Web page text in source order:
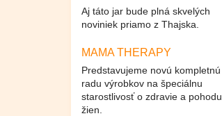
Aj táto jar bude plná skvelých
noviniek priamo z Thajska.
MAMA THERAPY
Predstavujeme novú kompletnú
radu výrobkov na špeciálnu
starostlivosť o zdravie a pohodu
žien.